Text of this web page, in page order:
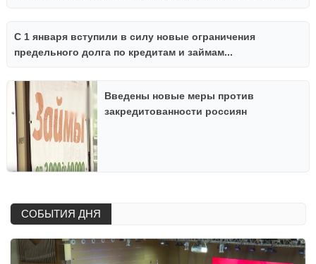
С 1 января вступили в силу новые ограничения
предельного долга по кредитам и займам...
Введены новые меры против
закредитованности россиян
СОБЫТИЯ ДНЯ